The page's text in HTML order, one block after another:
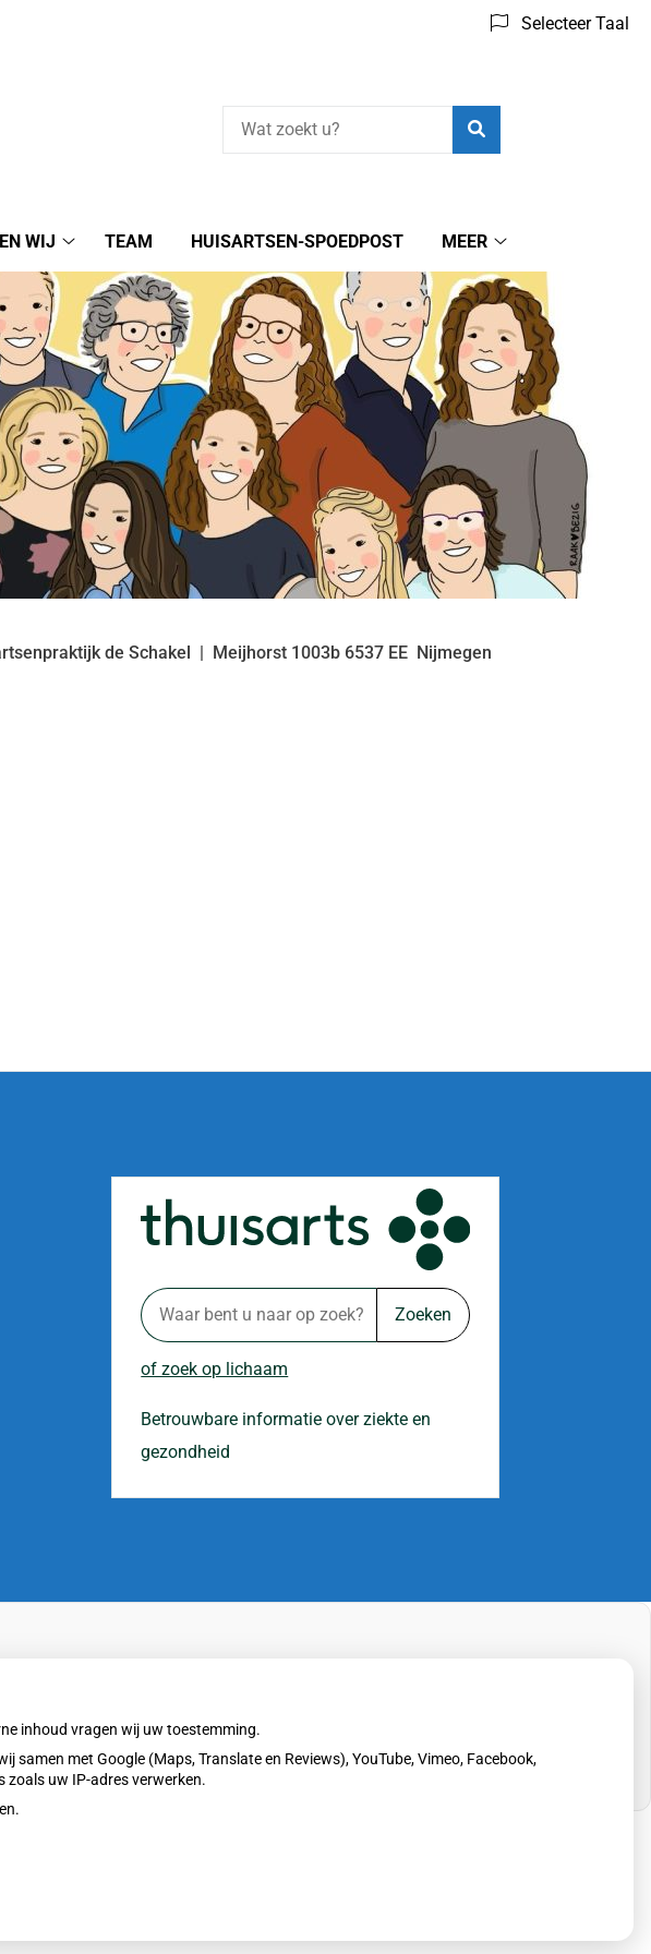
Selecteer Taal
WIJ
werken
wij
submenu
TEAM HUISARTSEN-SPOEDPOST
MEER
submenu
de Schakel Meijhorst 1003b 6537 EE Nijmegen
Zoeken
of zoek op lichaam
Betrouwbare informatie over ziekte en
gezondheid
te zien.
inhoud vragen wij uw toestemming.
met Google (Maps, Translate en Reviews), YouTube, Vimeo, Facebook,
zoals uw IP-adres verwerken.